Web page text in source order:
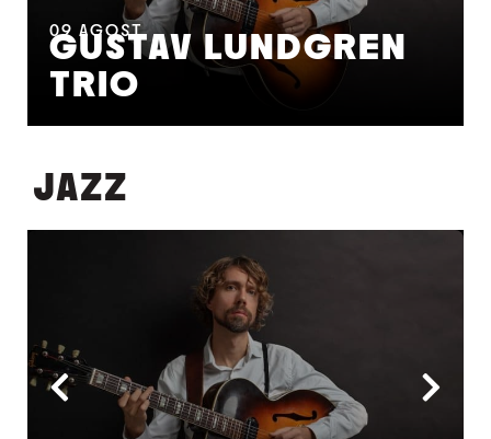
09 AGOST
GUSTAV LUNDGREN
TRIO
JAZZ